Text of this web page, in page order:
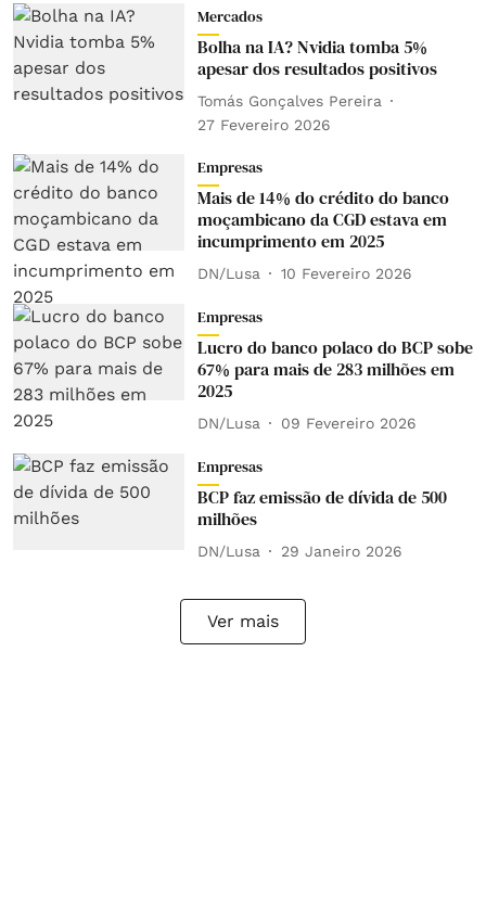
Mercados
Bolha na IA? Nvidia tomba 5%
apesar dos resultados positivos
Tomás Gonçalves Pereira
27 Fevereiro 2026
Empresas
Mais de 14% do crédito do banco
moçambicano da CGD estava em
incumprimento em 2025
DN/Lusa 10 Fevereiro 2026
Empresas
Lucro do banco polaco do BCP sobe
67% para mais de 283 milhões em
2025
DN/Lusa 09 Fevereiro 2026
Empresas
BCP faz emissão de dívida de 500
milhões
DN/Lusa 29 Janeiro 2026
Ver mais